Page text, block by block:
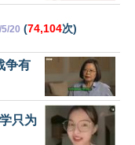
20 (74,104次)
争有
只为